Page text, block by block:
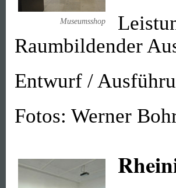
Museumsshop
Raumbildender
Entwurf /
Fotos: Werner